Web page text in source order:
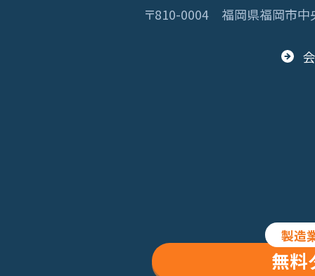
〒810-0004 福岡県福岡市
製造
無料
© 2013